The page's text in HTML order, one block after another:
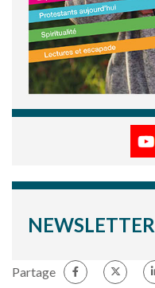
NEWSLETTER
Partage